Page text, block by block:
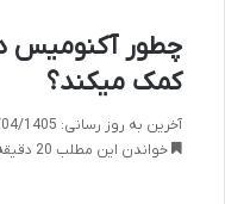
چطور آکنومیس
کمک میکند؟
آخرین به روز رسانی: 14/04/1405
خواندن این مطلب 20 دقیقه زمان میبرد